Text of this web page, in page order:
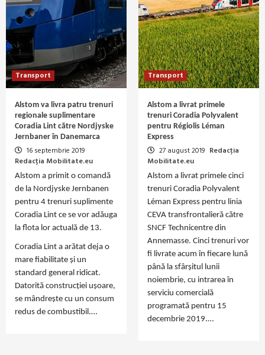
Transport
Alstom va livra patru trenuri
regionale suplimentare
Coradia Lint către Nordjyske
Jernbaner în Danemarca
16 septembrie 2019
Redacția Mobilitate.eu
Alstom a primit o comandă
de la Nordjyske Jernbanen
pentru 4 trenuri suplimente
Coradia Lint ce se vor adăuga
la flota lor actuală de 13.
Coradia Lint a arătat deja o
mare fiabilitate și un
standard general ridicat.
Datorită construcției ușoare,
se mândrește cu un consum
redus de combustibil.…
Transport
Alstom a livrat primele
trenuri Coradia Polyvalent
pentru Régiolis Léman
Express
27 august 2019 Redacția
Mobilitate.eu
Alstom a livrat primele cinci
trenuri Coradia Polyvalent
Léman Express pentru linia
CEVA transfrontalieră către
SNCF Technicentre din
Annemasse. Cinci trenuri vor
fi livrate acum în fiecare lună
până la sfârșitul lunii
noiembrie, cu intrarea în
serviciu comercială
programată pentru 15
decembrie 2019.…